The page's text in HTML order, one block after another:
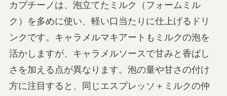
カプチーノは、泡立てたミルク（フォームミル
ク）を多めに使い、軽い口当たりに仕上げるドリ
ンクです。キャラメルマキアートもミルクの泡を
活かしますが、キャラメルソースで甘みと香ばし
さを加える点が異なります。泡の量や甘さの付け
方に注目すると、同じエスプレッソ＋ミルクの仲